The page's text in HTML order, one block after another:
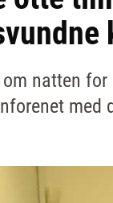
natten
med